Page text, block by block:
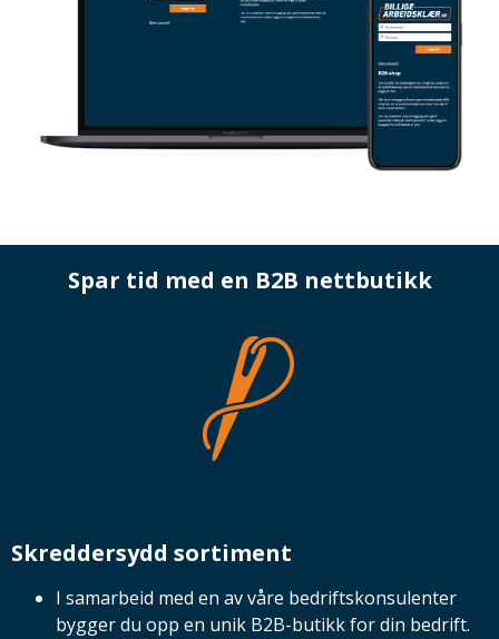
Spar tid med en B2B nettbutikk
Skreddersydd sortiment
I samarbeid med en av våre bedriftskonsulenter
bygger du opp en unik B2B-butikk for din bedrift.